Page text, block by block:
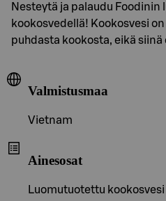
Nesteytä ja palaudu Foodinin
kookosvedellä! Kookosvesi
puhdasta kookosta, eikä
Valmistusmaa
Vietnam
Ainesosat
Luomutuotettu kookosvesi